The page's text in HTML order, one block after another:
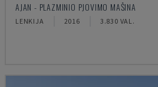
AJAN - PLAZMINIO PJOVIMO MAŠINA
LENKIJA 2016 3.830 VAL.